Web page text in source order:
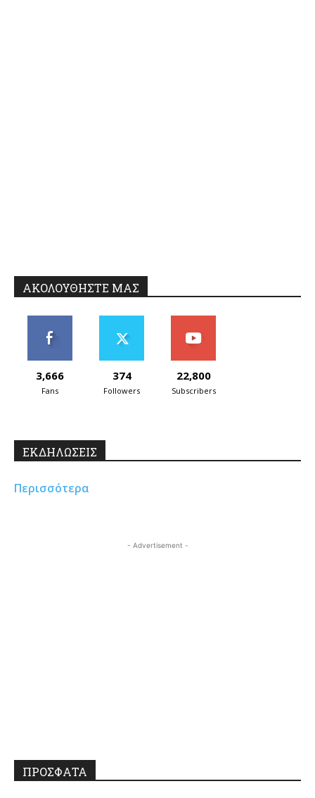
ΑΚΟΛΟΥΘΗΣΤΕ ΜΑΣ
3,666
Fans
374
Followers
22,800
Subscribers
ΕΚΔΗΛΩΣΕΙΣ
Περισσότερα
- Advertisement -
ΠΡΟΣΦΑΤΑ